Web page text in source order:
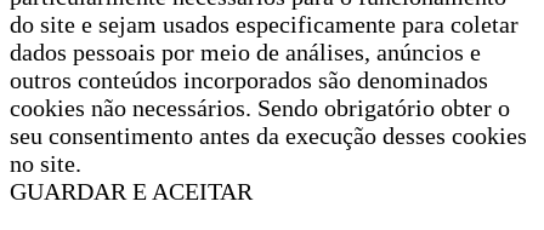
do site e sejam usados especificamente para coletar
dados pessoais por meio de análises, anúncios e
outros conteúdos incorporados são denominados
cookies não necessários. Sendo obrigatório obter o
seu consentimento antes da execução desses cookies
no site.
GUARDAR E ACEITAR